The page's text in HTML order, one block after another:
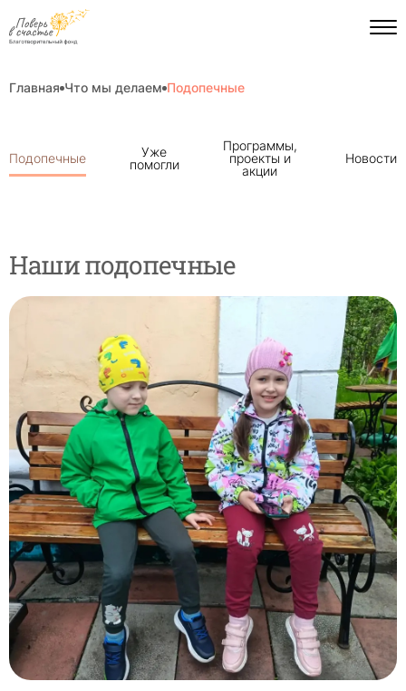
Главная Что мы делаем Подопечные
на
странице
Подопечные
Уже
помогли
Программы,
проекты и
акции
Новости
Наши подопечные